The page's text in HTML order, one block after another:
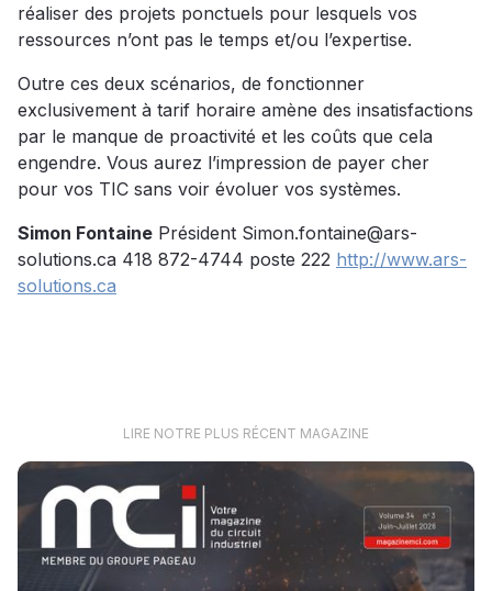
réaliser des projets ponctuels pour lesquels vos
ressources n’ont pas le temps et/ou l’expertise.
Outre ces deux scénarios, de fonctionner
exclusivement à tarif horaire amène des insatisfactions
par le manque de proactivité et les coûts que cela
engendre. Vous aurez l’impression de payer cher
pour vos TIC sans voir évoluer vos systèmes.
Simon Fontaine Président Simon.fontaine@ars-
solutions.ca 418 872-4744 poste 222 http://www.ars-
solutions.ca
LIRE NOTRE PLUS RÉCENT MAGAZINE